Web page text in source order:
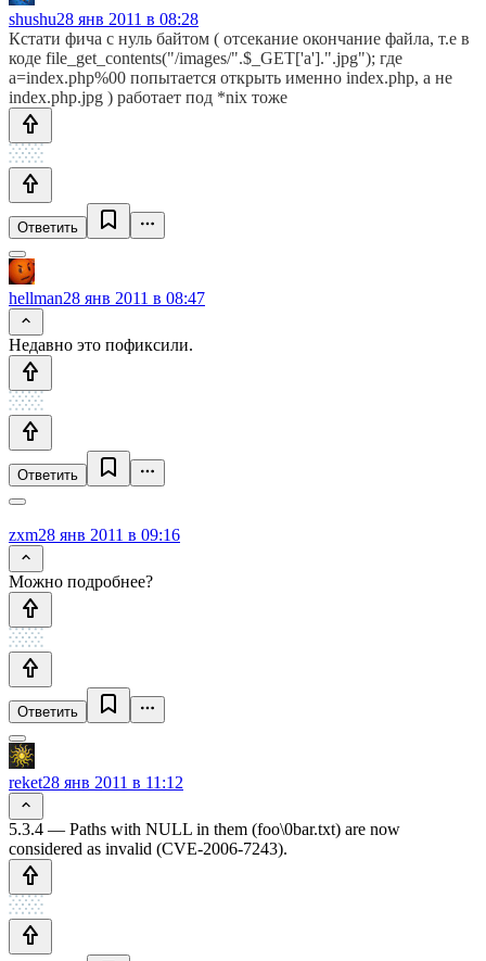
shushu28 янв 2011 в 08:28
Кстати фича с нуль байтом ( отсекание окончание файла, т.е в
коде file_get_contents("/images/".$_GET['a'].".jpg"); где
a=index.php%00 попытается открыть именно index.php, а не
index.php.jpg ) работает под *nix тоже
Ответить
hellman28 янв 2011 в 08:47
Недавно это пофиксили.
Ответить
zxm28 янв 2011 в 09:16
Можно подробнее?
Ответить
reket28 янв 2011 в 11:12
5.3.4 — Paths with NULL in them (foo\0bar.txt) are now
considered as invalid (CVE-2006-7243).